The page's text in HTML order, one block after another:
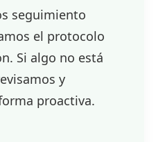
seguimiento
el protocolo
Si algo no está
y
proactiva.